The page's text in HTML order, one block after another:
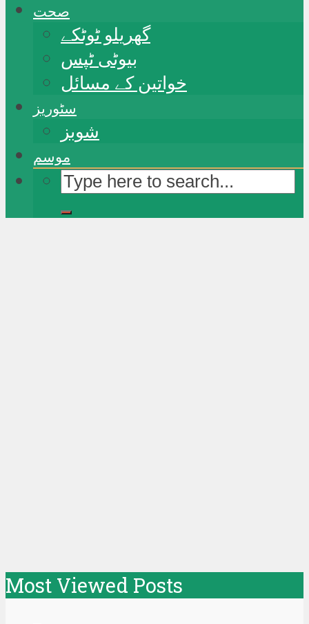
صحت
گھریلو ٹوٹکے
بیوٹی ٹپس
خواتین کے مسائل
سٹوریز
شوبز
موسم
Most Viewed Posts